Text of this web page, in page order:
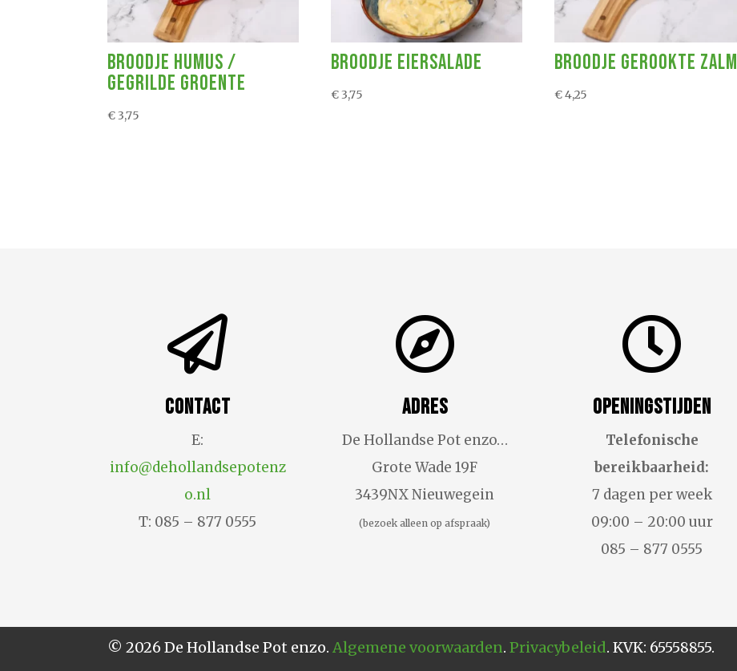
Broodje Humus /
Gegrilde Groente
€3,75
Broodje Eiersalade
€3,75
Broodje Gerookte Zalm
€4,25

Contact
E:
info@dehollandsepotenz
o.nl
T: 085 – 877 0555

Adres
De Hollandse Pot enzo…
Grote Wade 19F
3439NX Nieuwegein
(bezoek alleen op afspraak)

Openingstijden
Telefonische
bereikbaarheid:
7 dagen per week
09:00 – 20:00 uur
085 – 877 0555
© 2026 De Hollandse Pot enzo.Algemene voorwaarden.Privacybeleid. KVK: 65558855.